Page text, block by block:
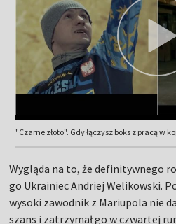
"Czarne złoto". Gdy łączysz boks z pracą w
Wygląda na to, że definitywnego
go Ukrainiec Andriej Welikowski.
wysoki zawodnik z Mariupola nie
szans i zatrzymał go w czwartej